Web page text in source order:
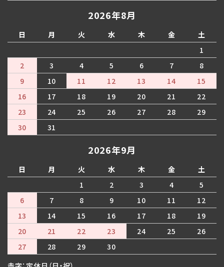
2026年8月
日 月 火 水 木 金
土
1
2
3 4 5 6 7
8
9
10 11 12 13 14
15
16
17 18 19 20 21
22
23
24 25 26 27 28
29
30
31
2026年9月
日 月 火 水 木 金
土
1
2 3 4
5
6
7 8 9 10 11
12
13
14 15 16 17 18
19
20
21 22 23 24 25
26
27
28 29
30